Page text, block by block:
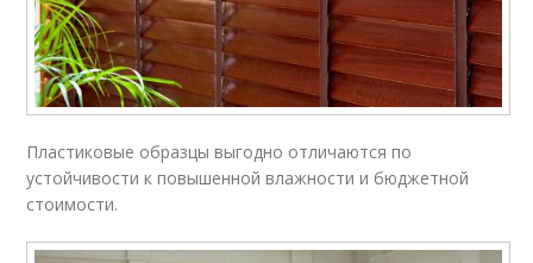
Пластиковые образцы выгодно отличаются по
устойчивости к повышенной влажности и бюджетной
стоимости.